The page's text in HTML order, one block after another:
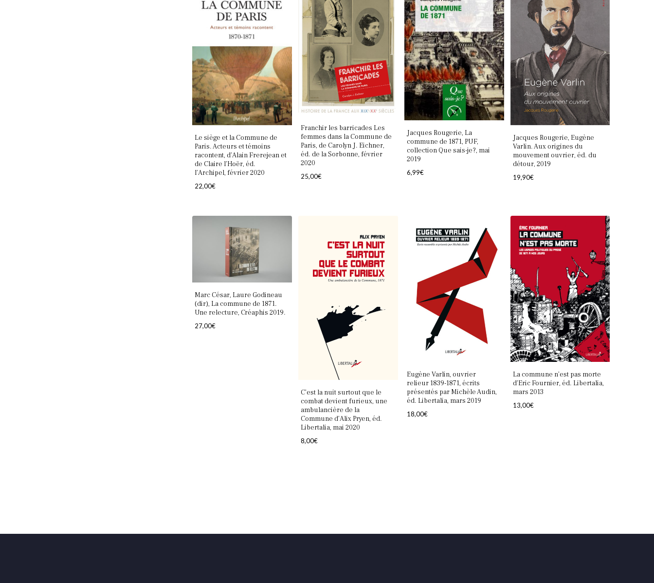
Le siège et la Commune de
Paris. Acteurs et témoins
racontent, d’Alain Frerejean et
de Claire l’Hoër, éd.
l’Archipel, février 2020
22,00€
Franchir les barricades Les
femmes dans la Commune de
Paris, de Carolyn J. Eichner,
éd. de la Sorbonne, février
2020
25,00€
Jacques Rougerie, La
commune de 1871, PUF,
collection Que sais-je?, mai
2019
6,99€
Jacques Rougerie, Eugène
Varlin. Aux origines du
mouvement ouvrier, éd. du
détour, 2019
19,90€
Marc César, Laure Godineau
(dir), La commune de 1871.
Une relecture, Créaphis 2019.
27,00€
C’est la nuit surtout que le
combat devient furieux, une
ambulancière de la
Commune d’Alix Pryen, éd.
Libertalia, mai 2020
8,00€
Eugène Varlin, ouvrier
relieur 1839-1871, écrits
présentés par Michèle Audin,
éd. Libertalia, mars 2019
18,00€
La commune n’est pas morte
d’Eric Fournier, éd. Libertalia,
mars 2013
13,00€